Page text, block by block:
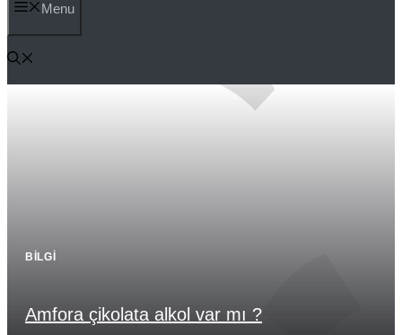
Menu
BILGI
Amfora çikolata alkol var mı ?